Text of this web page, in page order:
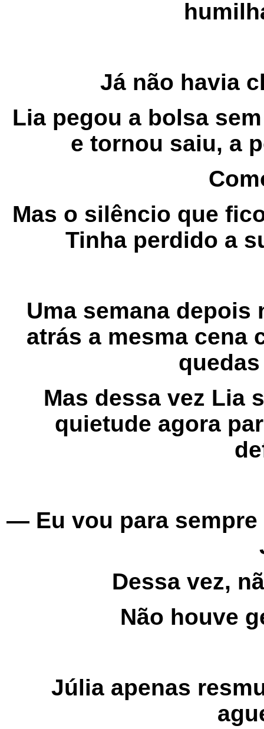
Já não havia
Lia pegou a bolsa
e tornou saiu, a
Mas o silêncio que
Tinha perdido a
Uma semana depois
atrás a mesma cena
Mas dessa vez Lia
quietude agora
— Eu vou para
Dessa vez,
Não houve
Júlia apenas